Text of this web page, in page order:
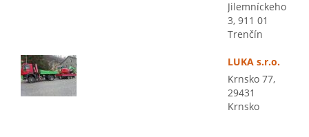
Jilemníckeho
3, 911 01
Trenčín
LUKA s.r.o.
Krnsko 77,
29431
Krnsko